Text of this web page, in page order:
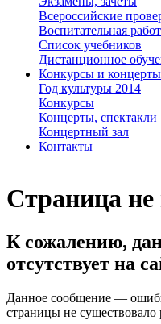
Всероссийские
Воспитательная
Список учебников
Дистанционное
Конкурсы и концерты
Год культуры 2014
Конкурсы
Концерты, спектакли
Концертный зал
Контакты
Страница не
К сожалению,
отсутствует на
Данное сообщение —
страницы не существовало